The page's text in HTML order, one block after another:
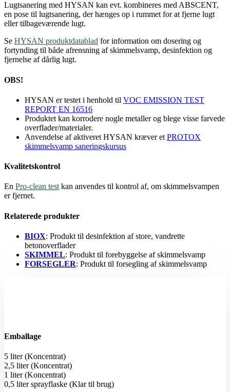
Lugtsanering med HYSAN kan evt. kombineres med ABSCENT,
en pose til lugtsanering, der hænges op i rummet for at fjerne lugt
eller tilbageværende lugt.
Se HYSAN produktdatablad for information om dosering og
fortynding til både afrensning af skimmelsvamp, desinfektion og
fjernelse af dårlig lugt.
OBS!
HYSAN er testet i henhold til VOC EMISSION TEST
REPORT EN 16516
Produktet kan korrodere nogle metaller og blege visse farvede
overflader/materialer.
Anvendelse af aktiveret HYSAN kræver et PROTOX
skimmelsvamp saneringskursus
Kvalitetskontrol
En Pro-clean test kan anvendes til kontrol af, om skimmelsvampen
er fjernet.
Relaterede produkter
BIOX: Produkt til desinfektion af store, vandrette
betonoverflader
SKIMMEL: Produkt til forebyggelse af skimmelsvamp
FORSEGLER: Produkt til forsegling af skimmelsvamp
Emballage
5 liter (Koncentrat)
2,5 liter (Koncentrat)
1 liter (Koncentrat)
0,5 liter sprayflaske (Klar til brug)